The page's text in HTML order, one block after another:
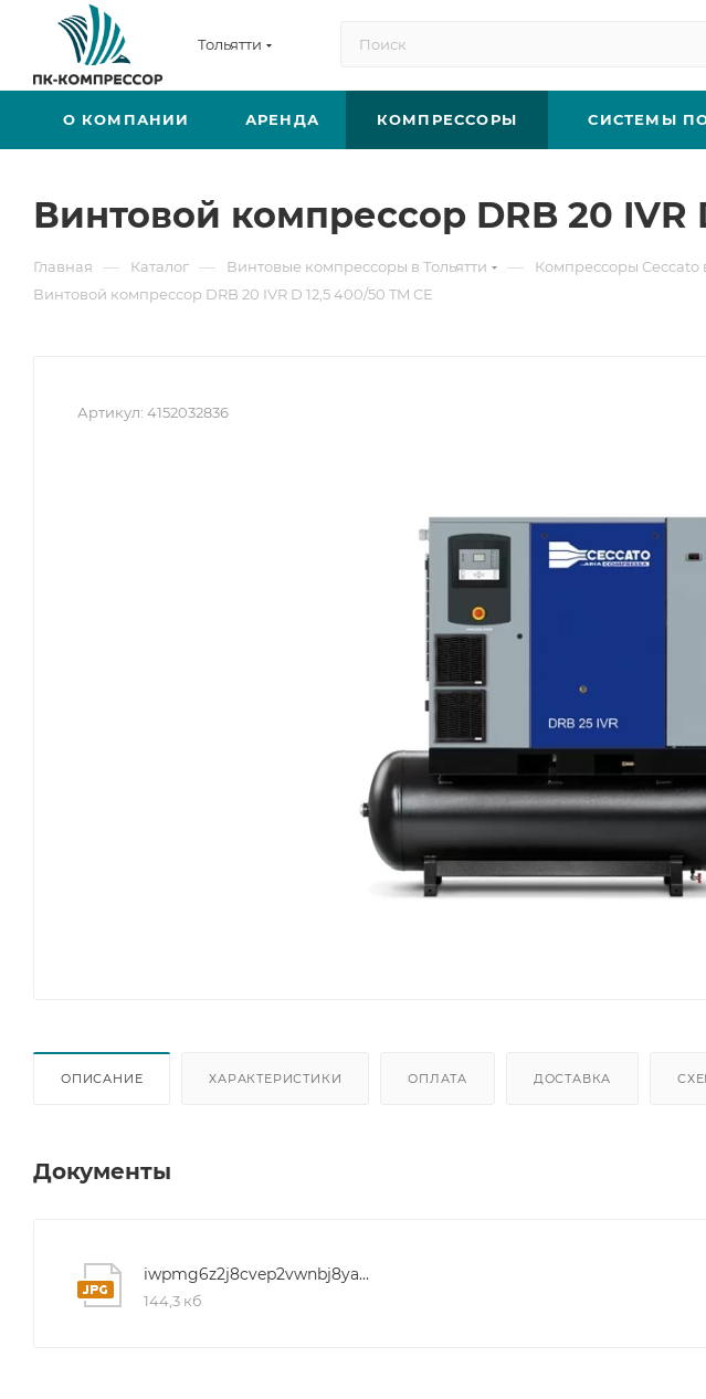
Тольятти
О КОМПАНИИ АРЕНДА КОМПРЕССОРЫ СИСТЕМЫ
Винтовой компрессор DRB 20 IVR
Главная — Каталог — Винтовые компрессоры в Тольятти — Компрессоры Ceccato
Винтовой компрессор DRB 20 IVR D 12,5 400/50 TM CE
Артикул: 4152032836
ОПИСАНИЕ ХАРАКТЕРИСТИКИ ОПЛАТА ДОСТАВКА
Документы
iwpmg6z2j8cvep2vwnbj8yax1vt40f8d
144,3 кб